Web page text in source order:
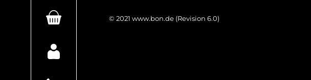
© 2021 www.bon.de(Revision 6.0)